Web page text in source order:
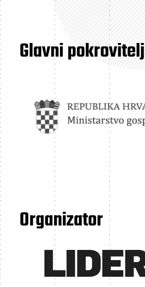
Glavni pokrovitelj
Organizator